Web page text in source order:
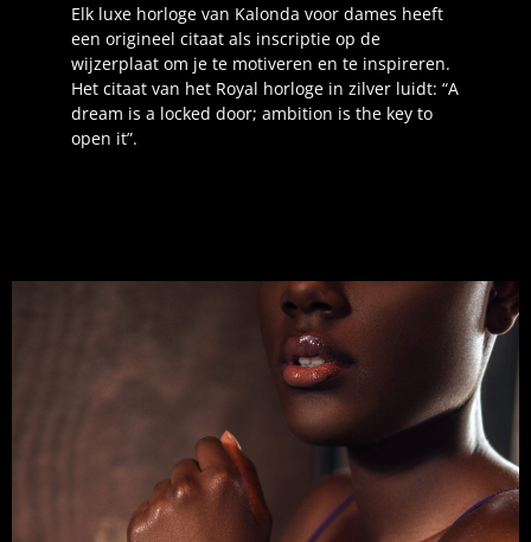
Elk luxe horloge van Kalonda voor dames heeft
een origineel citaat als inscriptie op de
wijzerplaat om je te motiveren en te inspireren.
Het citaat van het Royal horloge in zilver luidt: “A
dream is a locked door; ambition is the key to
open it”.